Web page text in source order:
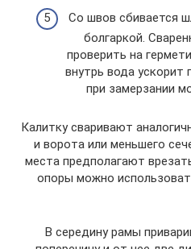
Со швов сбивается
болгаркой.
проверить на
внутрь вода ускорит
при замерзании
Калитку сваривают
и ворота или меньшего
места предполагают
опоры можно
В середину рамы